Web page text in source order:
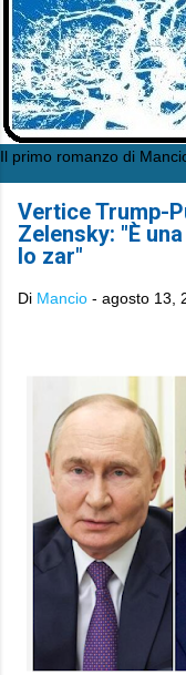
Il primo romanzo di
Vertice Trump-
Zelensky: "È
lo zar"
Di Mancio - agosto 13,